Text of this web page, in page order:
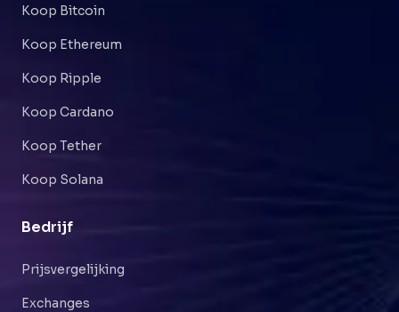
Koop Bitcoin
Koop Ethereum
Koop Ripple
Koop Cardano
Koop Tether
Koop Solana
Bedrijf
Prijsvergelijking
Exchanges